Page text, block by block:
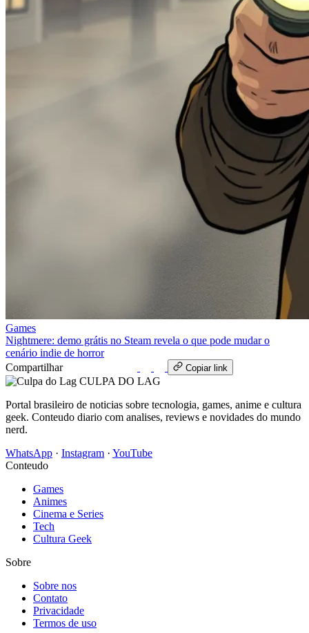
Games
Nightmere: demo grátis no Steam revela o que pode mudar o
cenário indie de horror
Compartilhar
Copiar link
CULPA DO LAG
Portal brasileiro de noticias sobre tecnologia, games, anime e cultura
geek. Conteudo diario com analises, reviews e novidades do mundo
nerd.
WhatsApp · Instagram · YouTube
Conteudo
Games
Animes
Cinema e Series
Tech
Cultura Geek
Sobre
Sobre nos
Contato
Privacidade
Termos de uso